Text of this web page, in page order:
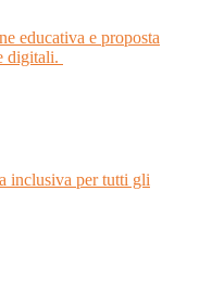
educativa e proposta
digitali.
inclusiva per tutti gli